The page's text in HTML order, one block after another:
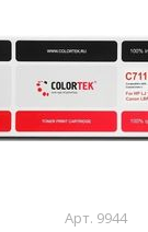
Арт. 9944